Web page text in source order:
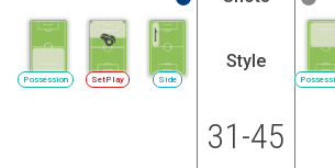
Side
SetPlay
Possession
Style
31-45